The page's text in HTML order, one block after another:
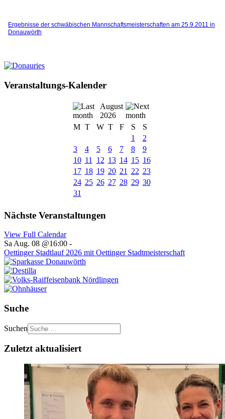
Ergebnisse der schwäbischen Mannschaftsmeisterschaften am 25.9.2011 in
Donauwörth
Veranstaltungs-Kalender
August
2026
M T W T F S
S
1
2
3
4 5 6 7 8
9
10 11 12 13 14 15 16
17 18 19 20 21 22 23
24 25 26 27 28 29 30
31
Nächste Veranstaltungen
View Full Calendar
Sa Aug. 08 @16:00 -
Oettinger Stadtlauf 2026 mit Oettinger Stadtmeisterschaft
Suche
Suchen
Zuletzt aktualisiert